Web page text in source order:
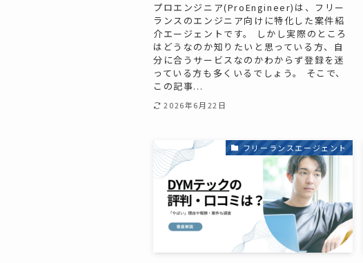
プロエンジニア(ProEngineer)は、フリー
ランスのエンジニア向けに特化した案件紹
介エージェントです。 しかし実際のところ
はどうなのか知りたいと思っている方、自
分に合うサービスなのかわからず登録を迷
っている方も多くいるでしょう。 そこで、
この記事...
2026年6月22日
フリーランスエージェント